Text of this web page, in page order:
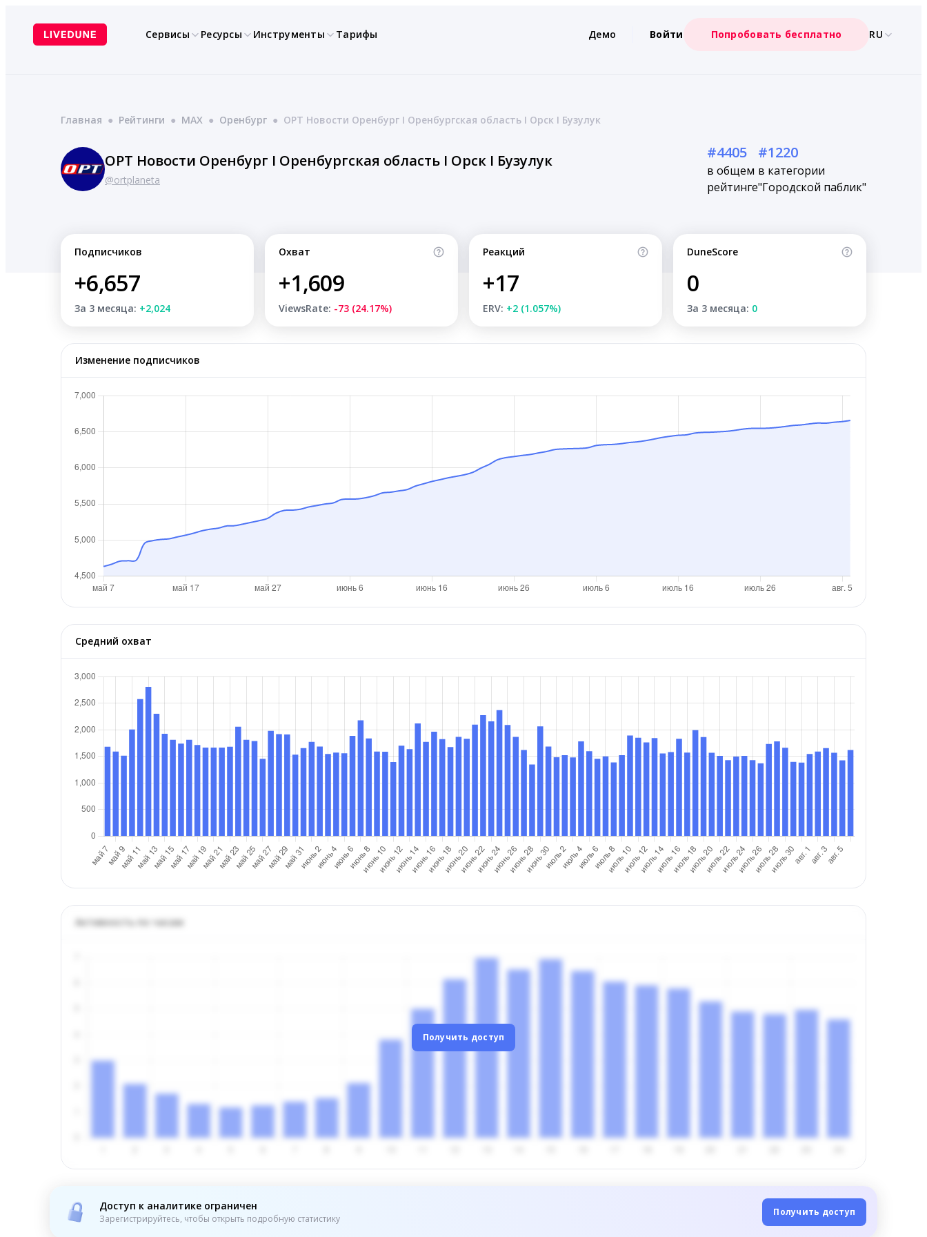
содержимому
Сервисы Ресурсы Инструменты Тарифы Демо Войти Попробовать бесплатно RU
Главная ● Рейтинги ● MAX ● Оренбург ● ОРТ Новости Оренбург I Оренбургская область I Орск I Бузулук
ОРТ Новости Оренбург I Оренбургская область I Орск I Бузулук
@ortplaneta
#4405
в общем
рейтинге
#1220
в категории
"Городской паблик"
Подписчиков
+6,657
За 3 месяца: +2,024
Охват
+1,609
ViewsRate: -73 (24.17%)
Реакций
+17
ERV: +2 (1.057%)
DuneScore
0
За 3 месяца: 0
Изменение подписчиков
Средний охват
Активность по часам
Получить доступ
Доступ к аналитике ограничен
Зарегистрируйтесь, чтобы открыть подробную статистику
Получить доступ